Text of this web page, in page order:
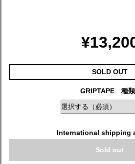
SOLD OUT
GRIPTAPE 種
International shipping
Sold out